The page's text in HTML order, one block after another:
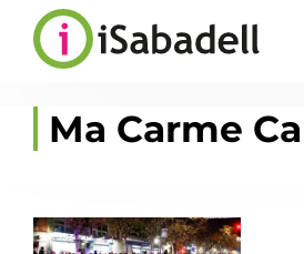
Ma Carme